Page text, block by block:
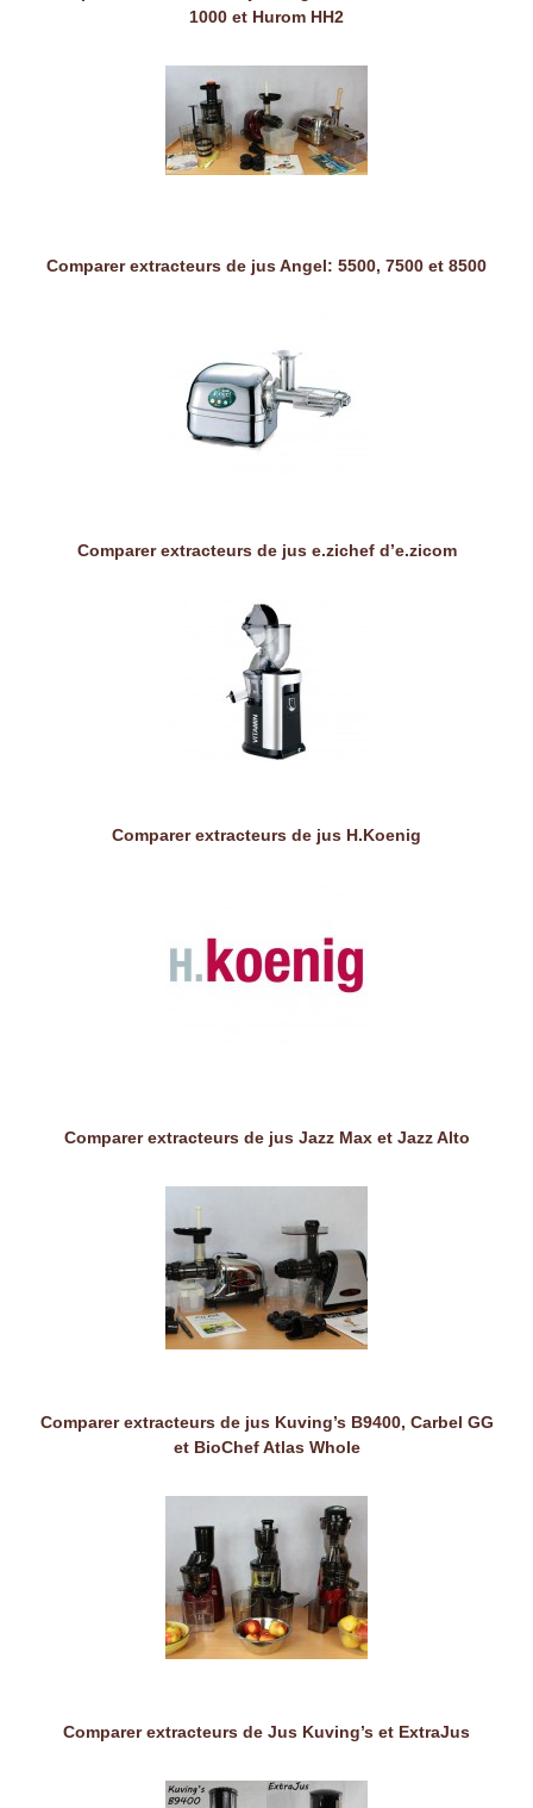
1000 et Hurom HH2
Comparer extracteurs de jus Angel: 5500, 7500 et 8500
Comparer extracteurs de jus e.zichef d’e.zicom
Comparer extracteurs de jus H.Koenig
Comparer extracteurs de jus Jazz Max et Jazz Alto
Comparer extracteurs de jus Kuving’s B9400, Carbel GG
et BioChef Atlas Whole
Comparer extracteurs de Jus Kuving’s et ExtraJus